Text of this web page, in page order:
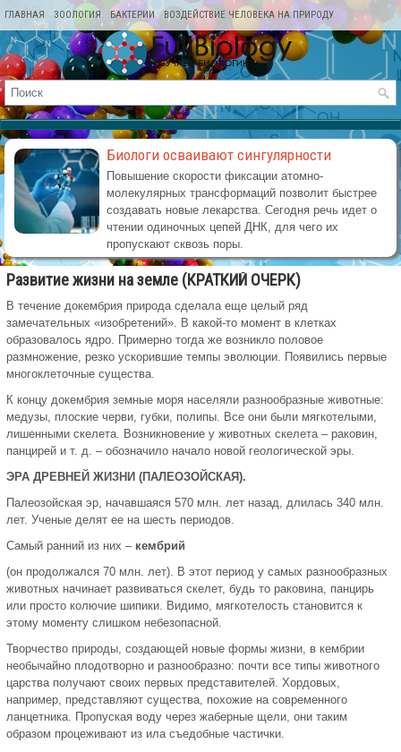
ГЛАВНАЯ ЗООЛОГИЯ БАКТЕРИИ ВОЗДЕЙСТВИЕ ЧЕЛОВЕКА НА ПРИРОДУ
КАРТА САЙТА
Биологи осваивают сингулярности
Повышение скорости фиксации атомно-
молекулярных трансформаций позволит быстрее
создавать новые лекарства. Сегодня речь идет о
чтении одиночных цепей ДНК, для чего их
пропускают сквозь поры.
Развитие жизни на земле (КРАТКИЙ ОЧЕРК)
В течение докембрия природа сделала еще целый ряд
замечательных «изобретений». В какой-то момент в клетках
образовалось ядро. Примерно тогда же возникло половое
размножение, резко ускорившие темпы эволюции. Появились первые
многоклеточные существа.
К концу докембрия земные моря населяли разнообразные животные:
медузы, плоские черви, губки, полипы. Все они были мягкотелыми,
лишенными скелета. Возникновение у животных скелета – раковин,
панцирей и т. д. – обозначило начало новой геологической эры.
ЭРА ДРЕВНЕЙ ЖИЗНИ (ПАЛЕОЗОЙСКАЯ).
Палеозойская эр, начавшаяся 570 млн. лет назад, длилась 340 млн.
лет. Ученые делят ее на шесть периодов.
Самый ранний из них – кембрий
(он продолжался 70 млн. лет). В этот период у самых разнообразных
животных начинает развиваться скелет, будь то раковина, панцирь
или просто колючие шипики. Видимо, мягкотелость становится к
этому моменту слишком небезопасной.
Творчество природы, создающей новые формы жизни, в кембрии
необычайно плодотворно и разнообразно: почти все типы животного
царства получают своих первых представителей. Хордовых,
например, представляют существа, похожие на современного
ланцетника. Пропуская воду через жаберные щели, они таким
образом процеживают из ила съедобные частички.